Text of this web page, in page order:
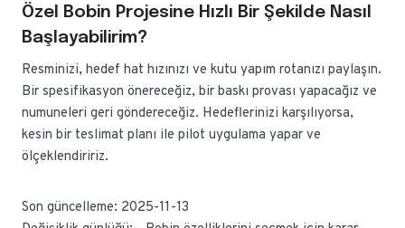
Özel Bobin Projesine Hızlı Bir Şekilde Nasıl
Başlayabilirim?
Resminizi, hedef hat hızınızı ve kutu yapım rotanızı paylaşın.
Bir spesifikasyon önereceğiz, bir baskı provası yapacağız ve
numuneleri geri göndereceğiz. Hedeflerinizi karşılıyorsa,
kesin bir teslimat planı ile pilot uygulama yapar ve
ölçeklendiririz.
Son güncelleme: 2025-11-13